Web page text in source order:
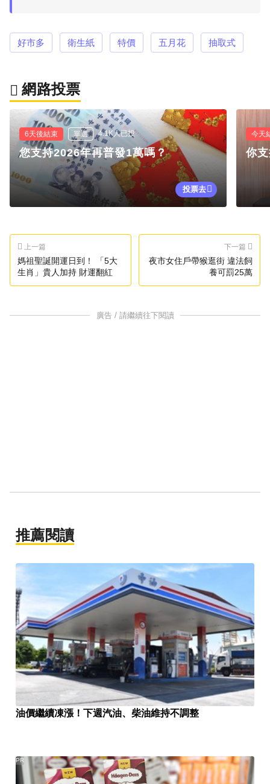
好市多 衛生紙 特價 五月花 抽取式
網路投票
6天後結束 單選 4.1K人已投
您支持2026年再普發1萬嗎？
投票去
今天
你
上一篇
媽祖聖誕開運日到！ 「5大
生肖」貴人加持 財運翻紅
下一篇
夜市女住戶帶猴逛街 違法飼
養可罰25萬
廣告 / 請繼續往下閱讀
推薦閱讀
油價繼續凍漲！下週汽油、柴油維持不調整
PR